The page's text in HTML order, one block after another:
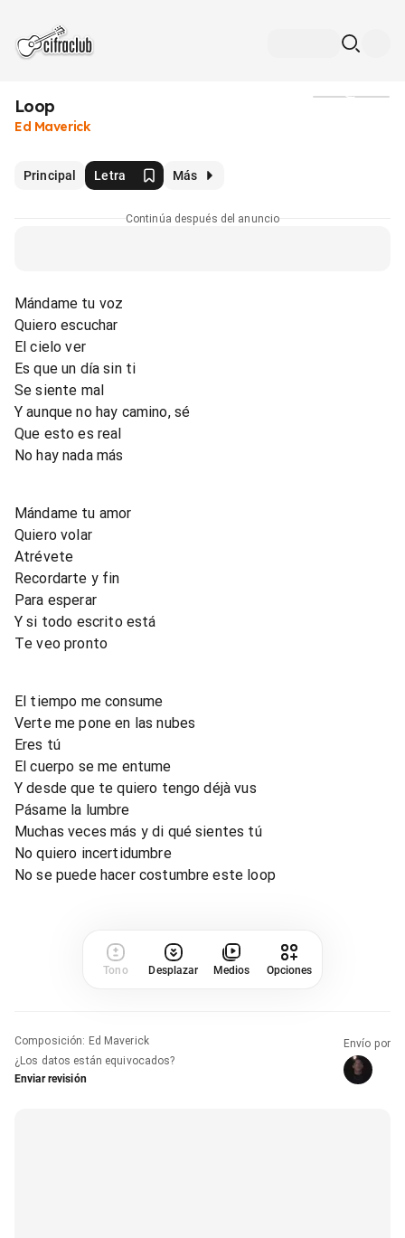
Loop
Ed Maverick
Principal Letra Más
Continúa después del anuncio
Mándame tu voz
Quiero escuchar
El cielo ver
Es que un día sin ti
Se siente mal
Y aunque no hay camino, sé
Que esto es real
No hay nada más
Mándame tu amor
Quiero volar
Atrévete
Recordarte y fin
Para esperar
Y si todo escrito está
Te veo pronto
El tiempo me consume
Verte me pone en las nubes
Eres tú
El cuerpo se me entume
Y desde que te quiero tengo déjà vus
Pásame la lumbre
Muchas veces más y di qué sientes tú
No quiero incertidumbre
No se puede hacer costumbre este loop
Tono Desplazar Medios Opciones
Composición: Ed Maverick
¿Los datos están equivocados?
Enviar revisión
Envío por